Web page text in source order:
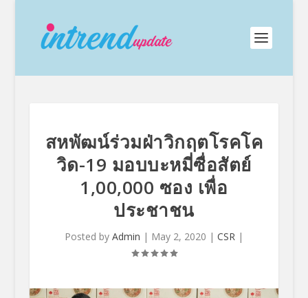
สหพัฒน์ร่วมฝ่าวิกฤตโรคโค
วิด-19 มอบบะหมี่ซื่อสัตย์
1,00,000 ซอง เพื่อ
ประชาชน
Posted by Admin | May 2, 2020 | CSR|